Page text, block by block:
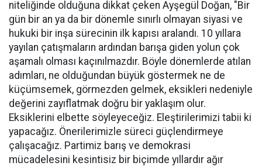
niteliğinde olduğuna dikkat çeken Ayşegül Doğan, "Bir
gün bir an ya da bir dönemle sınırlı olmayan siyasi ve
hukuki bir inşa sürecinin ilk kapısı aralandı. 10 yıllara
yayılan çatışmaların ardından barışa giden yolun çok
aşamalı olması kaçınılmazdır. Böyle dönemlerde atılan
adımları, ne olduğundan büyük göstermek ne de
küçümsemek, görmezden gelmek, eksikleri nedeniyle
değerini zayıflatmak doğru bir yaklaşım olur.
Eksiklerini elbette söyleyeceğiz. Eleştirilerimizi tabii ki
yapacağız. Önerilerimizle süreci güçlendirmeye
çalışacağız. Partimiz barış ve demokrasi
mücadelesini kesintisiz bir biçimde yıllardır ağır